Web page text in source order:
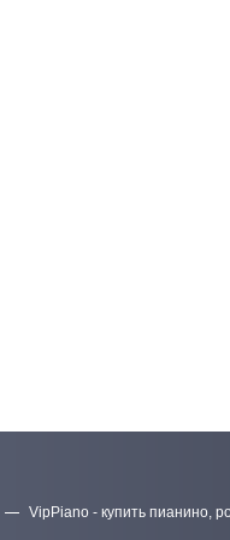
VipPiano - купить пианино,